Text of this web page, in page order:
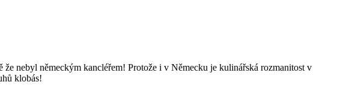
nebyl německým kancléřem! Protože i v Německu je kulinářská rozmanitost v
klobás!